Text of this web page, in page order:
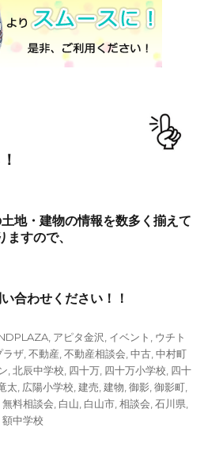
・建物の情報を数多く揃えて
ますので、
合わせください！！
アピタ金沢 イベント
ウチト
ラザ ,不動産 ,不動産相談会 ,中古 ,中村町
,北辰中学校 四十万 四十万小学校 四十
太 広陽小学校 ,建売 ,建物 ,御影 ,御影町
,無料相談会 白山 白山市 ,相談会 ,石川県
,額中学校